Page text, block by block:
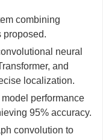
combining
proposed.
neural
and
localization.
performance
95% accuracy.
convolution to